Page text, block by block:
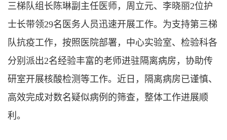
三梯队组长陈琳副主任医师，周立元、李晓丽2位护
士长带领29名医务人员迅速开展工作。 为支持第三梯
队抗疫工作，按照医院部署，中心实验室、检验科各
分别派出2名经验丰富的老师进驻隔离病房，协助传
研室开展核酸检测等工作。近日，隔离病房已谨慎、
高效完成对数名疑似病例的筛查，整体工作进展顺
利。